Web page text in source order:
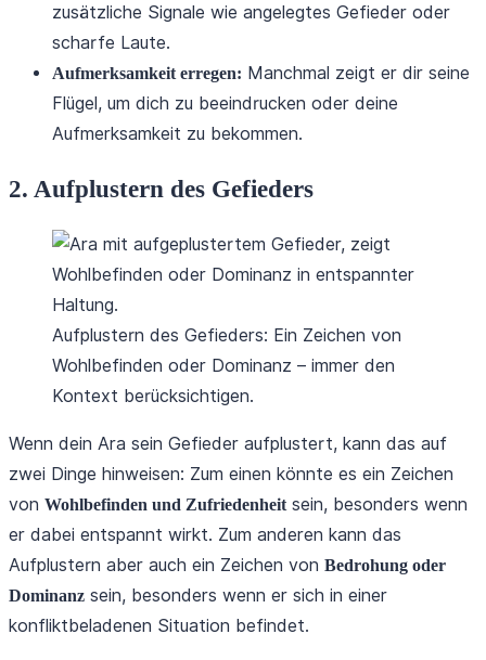
zusätzliche Signale wie angelegtes Gefieder oder
scharfe Laute.
Aufmerksamkeit erregen: Manchmal zeigt er dir seine
Flügel, um dich zu beeindrucken oder deine
Aufmerksamkeit zu bekommen.
2. Aufplustern des Gefieders
Aufplustern des Gefieders: Ein Zeichen von
Wohlbefinden oder Dominanz – immer den
Kontext berücksichtigen.
Wenn dein Ara sein Gefieder aufplustert, kann das auf
zwei Dinge hinweisen: Zum einen könnte es ein Zeichen
von Wohlbefinden und Zufriedenheit sein, besonders wenn
er dabei entspannt wirkt. Zum anderen kann das
Aufplustern aber auch ein Zeichen von Bedrohung oder
Dominanz sein, besonders wenn er sich in einer
konfliktbeladenen Situation befindet.